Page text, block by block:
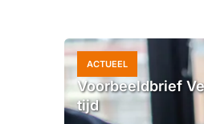
ACTUEEL
Voorbeeldbrief
tijd